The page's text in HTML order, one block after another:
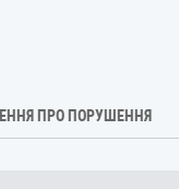
ПРО ПОРУШЕННЯ